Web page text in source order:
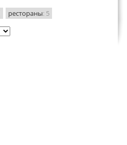
рестораны: 5